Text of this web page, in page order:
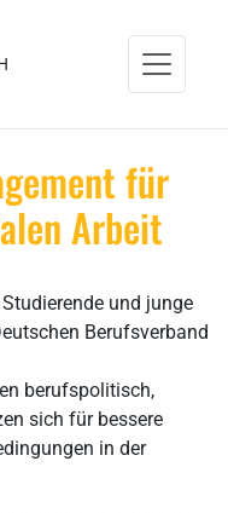
für
Arbeit
und junge
Berufsverband
berufspolitisch,
sich für bessere
in der